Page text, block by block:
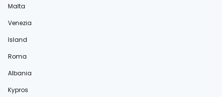
Malta
Venezia
Island
Roma
Albania
Kypros